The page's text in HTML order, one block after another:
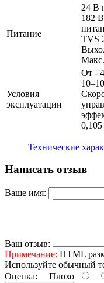
Питание
24 В
182
TVS
Условия
эксплуатации
От -
Технические
Написать отзыв
Ваше имя:
Ваш отзыв:
Примечание: HTML
Используйте обычный
Оценка: Плохо